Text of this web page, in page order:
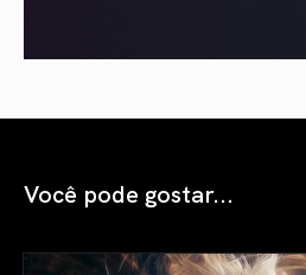
Você pode gostar...